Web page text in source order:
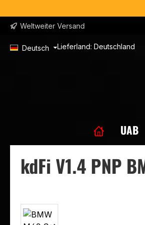
Weltweiter Versand
Deutsch Lieferland:
UAB
kdFi V1.4 PNP
Bildergalerie überspringen